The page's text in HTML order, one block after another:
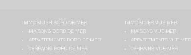
IMMOBILIER BORD DE MER
MAISONS BORD DE MER
APPARTEMENTS BORD DE MER
TERRAINS BORD DE MER
IMMOBILIER VUE MER
MAISONS VUE MER
APPARTEMENTS VUE MER
TERRAINS VUE MER